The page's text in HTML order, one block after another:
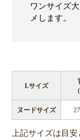
ワンサイズ
メします。
Lサイズ
ヌードサイズ
上記サイズは目